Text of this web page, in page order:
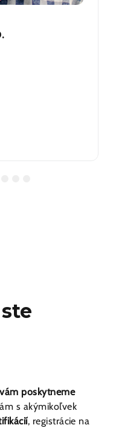
vám poskytneme
s akýmikoľvek
, registrácie na